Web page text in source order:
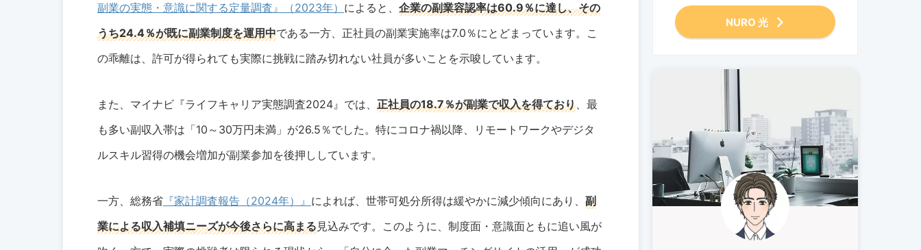
副業の実態・意識に関する定量調査』（2023年） によると、 企業の副業容認率は60.9％に達し、その
うち24.4％が既に副業制度を運用中である一方、正社員の副業実施率は7.0％にとどまっています。こ
の乖離は、許可が得られても実際に挑戦に踏み切れない社員が多いことを示唆しています。
また、マイナビ『ライフキャリア実態調査2024』では、 正社員の18.7％が副業で収入を得ており、最
も多い副収入帯は「10～30万円未満」が26.5％でした。特にコロナ禍以降、リモートワークやデジタ
ルスキル習得の機会増加が副業参加を後押ししています。
一方、総務省 『家計調査報告（2024年）』 によれば、世帯可処分所得は緩やかに減少傾向にあり、 副
業による収入補填ニーズが今後さらに高まる見込みです。このように、制度面・意識面ともに追い風が
NURO 光